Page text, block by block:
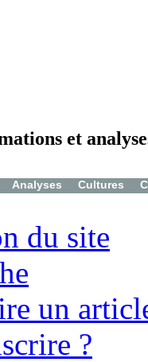
et
Analyses Cultures
du site
un
?